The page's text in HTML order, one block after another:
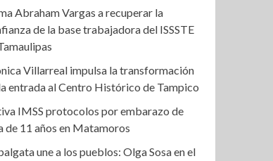
Abraham Vargas a recuperar la
de la base trabajadora del ISSSTE
Villarreal impulsa la transformación
entrada al Centro Histórico de Tampico
IMSS protocolos por embarazo de
de 11 años en Matamoros
une a los pueblos: Olga Sosa en el